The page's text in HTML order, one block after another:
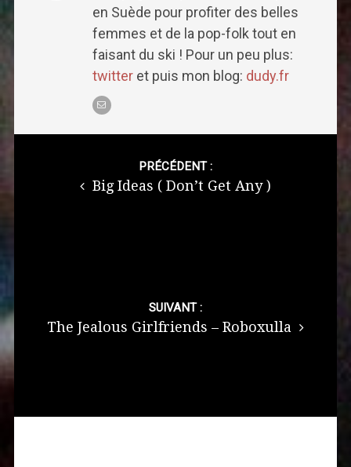
en Suède pour profiter des belles
femmes et de la pop-folk tout en
faisant du ski ! Pour un peu plus:
twitteret puis mon blog: dudy.fr
PRÉCÉDENT :
Big Ideas ( Don’t Get Any )
SUIVANT :
The Jealous Girlfriends – Roboxulla